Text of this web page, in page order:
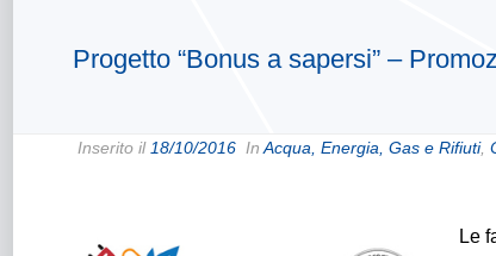
Progetto “Bonus a sapersi” –
Inserito il 18/10/2016 In Acqua, Energia, Gas e Rifiuti,
Le